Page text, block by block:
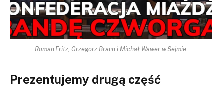
Roman Fritz, Grzegorz Braun i Michał Wawer w Sejmie.
Prezentujemy drugą część